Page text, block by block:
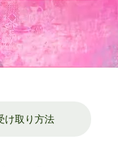
け取り方法